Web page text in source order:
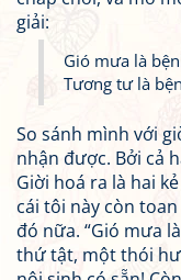
giải:
Gió mưa là
Tương tư là
So sánh mình với
nhận được. Bởi cả
Giời hoá ra là hai
cái tôi này còn
đó nữa. “Gió mưa
thứ tật, một thói